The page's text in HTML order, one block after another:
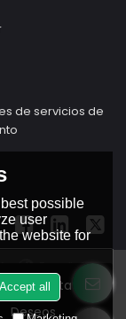
A La Lista De
Deseos
de servicios de
Español
possible
user
website for
Accept all